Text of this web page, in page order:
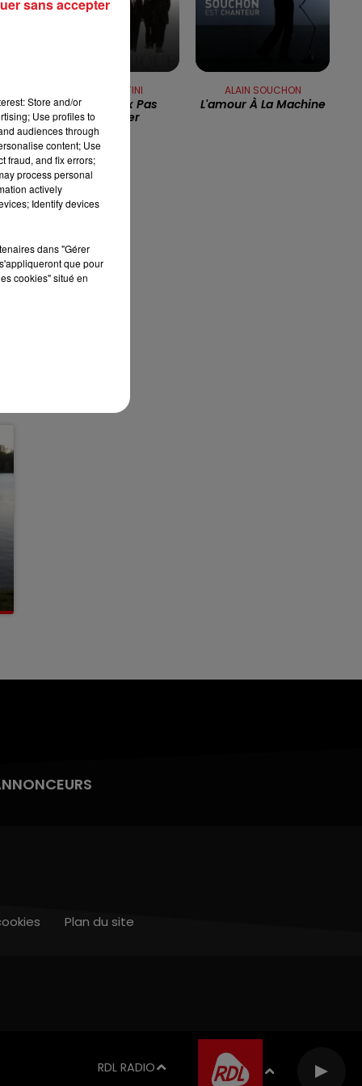
7h00 - 10h00
RDL WEEK-END
PINK MARTINI
Je Ne Veux Pas
Travailler
ALAIN SOUCHON
L'amour À La Machine
RDL RADIO
Plan du site
Store and/or
Use profiles to
audiences through
content; Use
fraud, and fix errors;
process personal
actively
Identify devices
dans "Gérer
que pour
cookies" situé en
sans accepter